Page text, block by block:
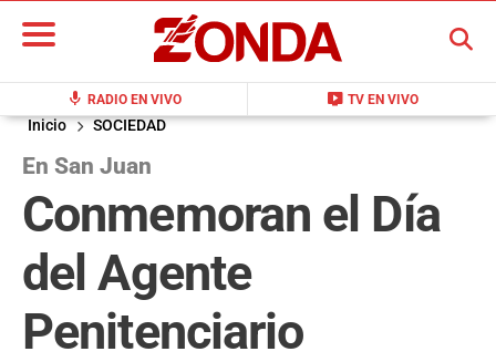
mic RADIO EN VIVO live_tv TV EN VIVO
BUSCAR
Inicio SOCIEDAD
En San Juan
Conmemoran el Día
del Agente
Penitenciario